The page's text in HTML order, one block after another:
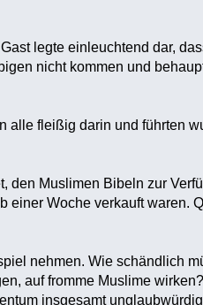
legte einleuchtend dar,
nicht kommen und
fleißig darin und führten
den Muslimen Bibeln zur
einer Woche verkauft waren.
nehmen. Wie schändlich
auf fromme Muslime
insgesamt